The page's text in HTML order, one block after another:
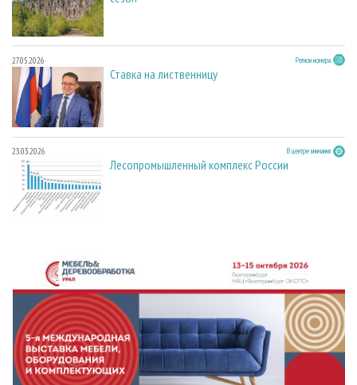
27.05.2026 Регион номера
Ставка на лиственницу
23.03.2026 В центре внимания
Лесопромышленный комплекс России